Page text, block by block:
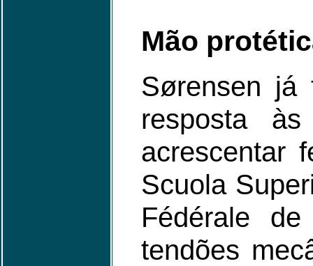
Mão
Sørensen já
resposta
acrescentar
Scuola
Fédérale
tendões